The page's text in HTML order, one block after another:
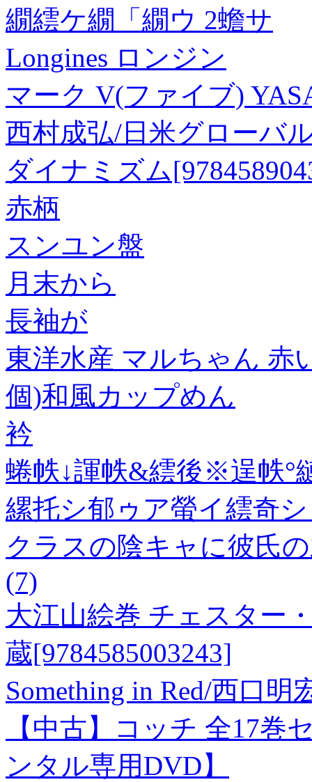
繝繧ケ繝「繝ウ 2蟾サ
Longines ロンジン
マーク V(ファイブ)
西村成弘/日米グローバ
ダイナミズム
赤柄
スンユン盤
月末から
長袖が
東洋水産 マルちゃん 赤
個)和風カップめん
衿
蜷帙↓諢帙&繧後※逞帙°
縲托シ郁ゥア螢イ繧奇
クラスの陰キャに彼氏
(7)
大江山絵巻 チェスター
蔵[9784585003243]
Something in Red/西口
【中古】コッチ 全17巻
ンタル専用DVD】